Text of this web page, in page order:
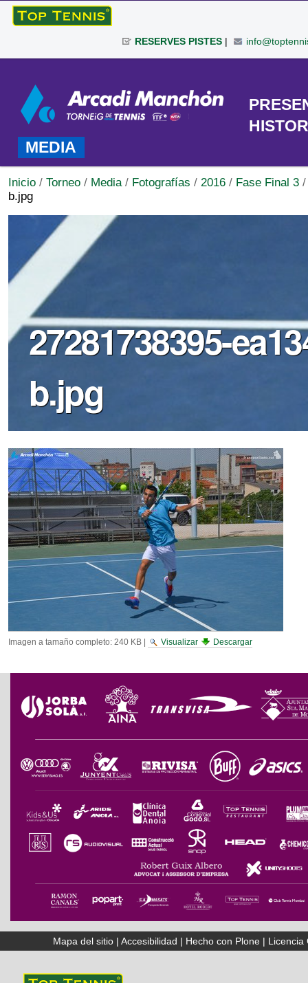
Cambiar
|
navegación
RESERVES PISTES|
Personales
TORNEO
MEDIA
Inicio / Torneo / Media / Fotografías / 2016 / Fase Final 3
b.jpg
27281738395-
b.jpg
Imagen a tamaño completo: 240 KB| Visualizar Descargar
Mapa del sitio |Accesibilidad | Hecho con Plone | Licencia